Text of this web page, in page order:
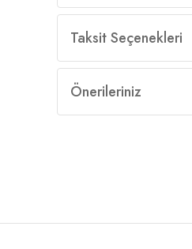
Taksit Seçenekleri
Önerileriniz